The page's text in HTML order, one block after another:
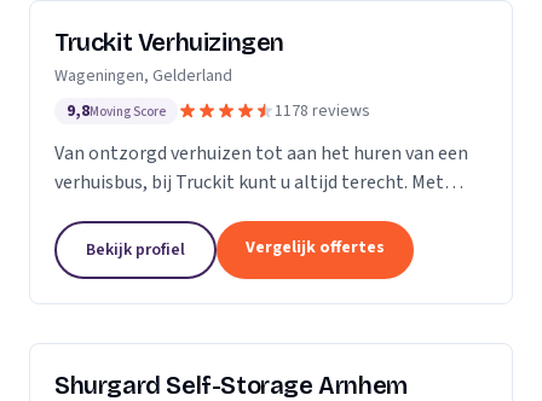
Truckit Verhuizingen
Wageningen, Gelderland
9,8Moving Score 1178 reviews
Van ontzorgd verhuizen tot aan het huren van een
verhuisbus, bij Truckit kunt u altijd terecht. Met
klanten geholpen door heel Nederland.
Bekijk profiel Vergelijk offertes
Shurgard Self-Storage Arnhem